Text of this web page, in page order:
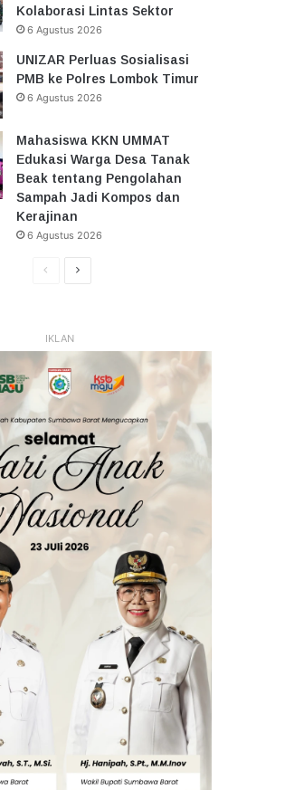
Kolaborasi Lintas Sektor
6 Agustus 2026
UNIZAR Perluas Sosialisasi
PMB ke Polres Lombok Timur
6 Agustus 2026
Mahasiswa KKN UMMAT
Edukasi Warga Desa Tanak
Beak tentang Pengolahan
Sampah Jadi Kompos dan
Kerajinan
6 Agustus 2026
HalamanHalaman
IKLAN